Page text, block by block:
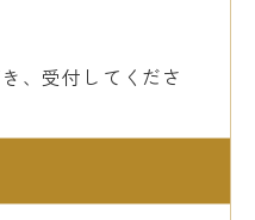
、受付してくださ